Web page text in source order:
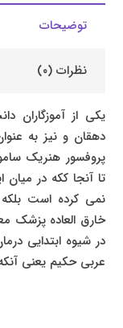
توضیحات
نظرات (۰)
یکی از آموزگاران
دهقان و نیز به
پروفسور هنریک
تا آنجا ککه در میان
نمی کرده است بلکه
خارق العاده پزشک
در شیوه ابتدایی
عربی حکیم یعنی